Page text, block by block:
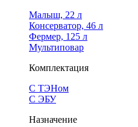
Малыш, 22 л
Консерватор, 46 л
Фермер, 125 л
Мультиповар
Комплектация
С ТЭНом
С ЭБУ
Назначение